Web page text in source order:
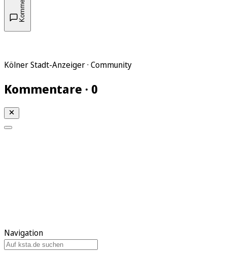
Kölner Stadt-Anzeiger · Community
Kommentare · 0
Navigation